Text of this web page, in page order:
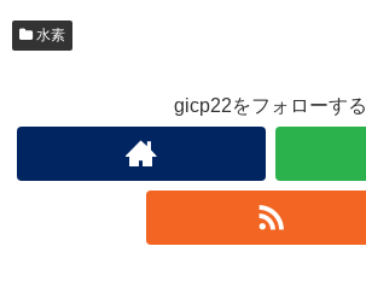
水素
gicp22をフォローする